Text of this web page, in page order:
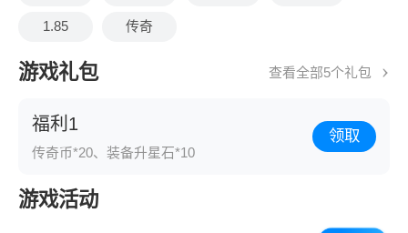
1.85 传奇
游戏礼包 查看全部5个礼包
福利1
传奇币*20、装备升星石*10
领取
游戏活动